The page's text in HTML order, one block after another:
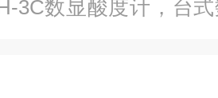
3C数显酸度计，台